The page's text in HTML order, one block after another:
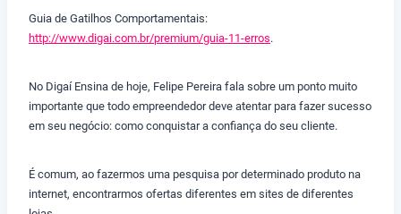
Guia de Gatilhos Comportamentais:
http://www.digai.com.br/premium/guia-11-erros.
No Digaí Ensina de hoje, Felipe Pereira fala sobre um ponto muito
importante que todo empreendedor deve atentar para fazer sucesso
em seu negócio: como conquistar a confiança do seu cliente.
É comum, ao fazermos uma pesquisa por determinado produto na
internet, encontrarmos ofertas diferentes em sites de diferentes